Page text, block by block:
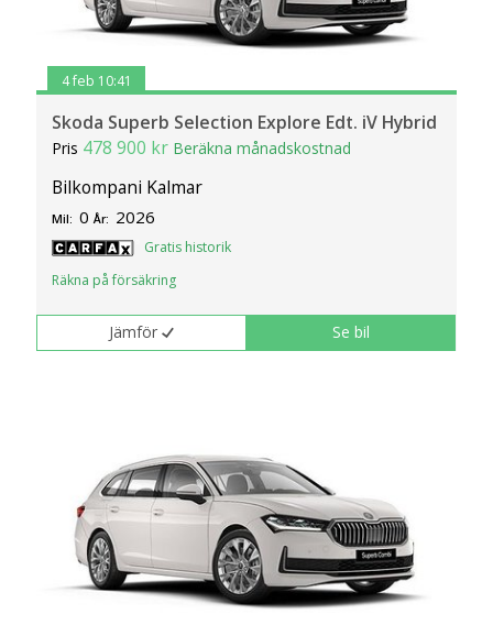
4 feb 10:41
Skoda Superb Selection Explore Edt. iV Hybrid
Pris 478 900 kr Beräkna månadskostnad
Bilkompani Kalmar
Mil: 0 År: 2026
Gratis historik
Räkna på försäkring
Jämför Se bil